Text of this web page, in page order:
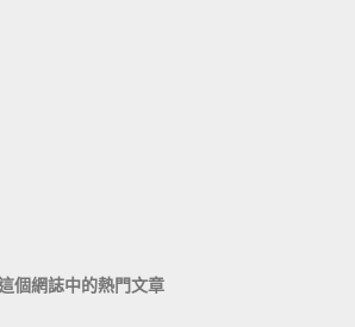
個網誌中的熱門文章